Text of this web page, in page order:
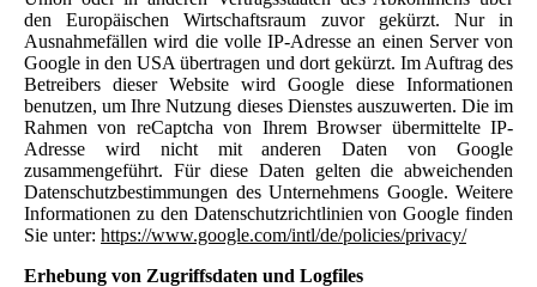
den Europäischen Wirtschaftsraum zuvor gekürzt. Nur in
Ausnahmefällen wird die volle IP-Adresse an einen Server von
Google in den USA übertragen und dort gekürzt. Im Auftrag des
Betreibers dieser Website wird Google diese Informationen
benutzen, um Ihre Nutzung dieses Dienstes auszuwerten. Die im
Rahmen von reCaptcha von Ihrem Browser übermittelte IP-
Adresse wird nicht mit anderen Daten von Google
zusammengeführt. Für diese Daten gelten die abweichenden
Datenschutzbestimmungen des Unternehmens Google. Weitere
Informationen zu den Datenschutzrichtlinien von Google finden
Sie unter: https://www.google.com/intl/de/policies/privacy/
Erhebung von Zugriffsdaten und Logfiles